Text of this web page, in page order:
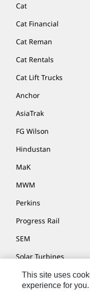
Cat
Cat Financial
Cat Reman
Cat Rentals
Cat Lift Trucks
Anchor
AsiaTrak
FG Wilson
Hindustan
MaK
MWM
Perkins
Progress Rail
SEM
Solar Turbines
SPM Oil & Gas
This site uses
experience for